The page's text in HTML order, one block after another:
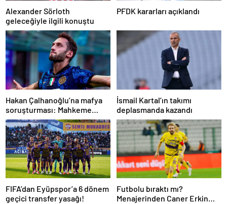
Alexander Sörloth
geleceğiyle ilgili konuştu
PFDK kararları açıklandı
Hakan Çalhanoğlu’na mafya
soruşturması: Mahkeme
cezasını açıkladı
İsmail Kartal’ın takımı
deplasmanda kazandı
FIFA’dan Eyüpspor’a 6 dönem
geçici transfer yasağı!
Futbolu bıraktı mı?
Menajerinden Caner Erkin